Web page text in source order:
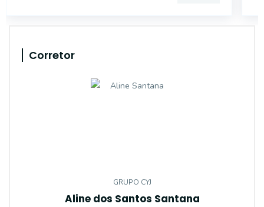
Corretor
GRUPO CYJ
Aline dos Santos Santana